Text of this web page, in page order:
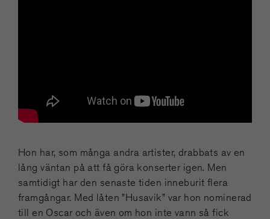
Hon har, som många andra artister, drabbats av en
lång väntan på att få göra konserter igen. Men
samtidigt har den senaste tiden inneburit flera
framgångar. Med låten ”Husavik” var hon nominerad
till en Oscar och även om hon inte vann så fick